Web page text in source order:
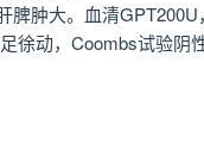
肿大。血清GPT200U
徐动，Coombs试验阴